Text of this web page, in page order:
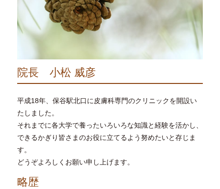
院長 小松 威彦
平成18年、保谷駅北口に皮膚科専門のクリニックを開設い
たしました。
それまでに各大学で養ったいろいろな知識と経験を活かし、
できるかぎり皆さまのお役に立てるよう努めたいと存じま
す。
どうぞよろしくお願い申し上げます。
略歴